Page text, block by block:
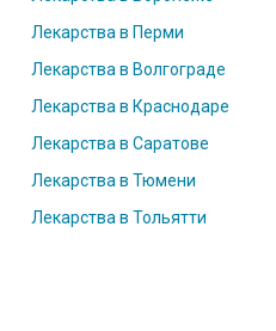
Лекарства в Перми
Лекарства в Волгограде
Лекарства в Краснодаре
Лекарства в Саратове
Лекарства в Тюмени
Лекарства в Тольятти